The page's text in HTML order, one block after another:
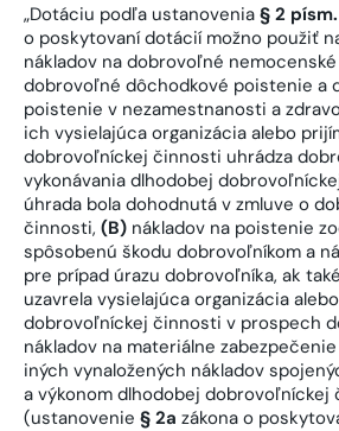
„Dotáciu podľa ustanovenia § 2
o poskytovaní dotácií možno použiť
nákladov na dobrovoľné
dobrovoľné dôchodkové poistenie a
poistenie v nezamestnanosti a
ich vysielajúca organizácia alebo
dobrovoľníckej činnosti uhrádza
vykonávania dlhodobej
úhrada bola dohodnutá v zmluve o
činnosti, (B) nákladov na poistenie
spôsobenú škodu dobrovoľníkom a
pre prípad úrazu dobrovoľníka, ak
uzavrela vysielajúca organizácia
dobrovoľníckej činnosti v prospech
nákladov na materiálne
iných vynaložených nákladov
a výkonom dlhodobej dobrovoľníckej
(ustanovenie § 2a zákona o